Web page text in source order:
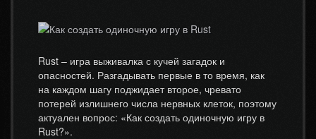
Rust – игра выживалка с кучей загадок и
опасностей. Разгадывать первые в то время, как
на каждом шагу поджидает второе, чревато
потерей излишнего числа нервных клеток, поэтому
актуален вопрос: «Как создать одиночную игру в
Rust?».